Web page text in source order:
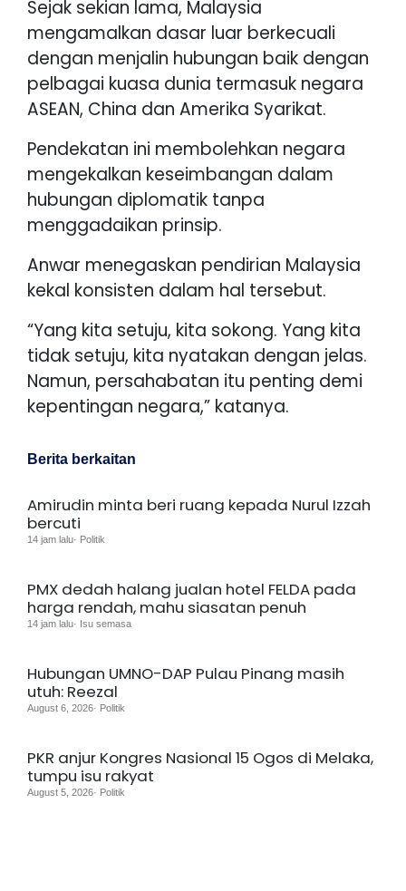
Sejak sekian lama, Malaysia
mengamalkan dasar luar berkecuali
dengan menjalin hubungan baik dengan
pelbagai kuasa dunia termasuk negara
ASEAN, China dan Amerika Syarikat.
Pendekatan ini membolehkan negara
mengekalkan keseimbangan dalam
hubungan diplomatik tanpa
menggadaikan prinsip.
Anwar menegaskan pendirian Malaysia
kekal konsisten dalam hal tersebut.
“Yang kita setuju, kita sokong. Yang kita
tidak setuju, kita nyatakan dengan jelas.
Namun, persahabatan itu penting demi
kepentingan negara,” katanya.
Berita berkaitan
Amirudin minta beri ruang kepada Nurul Izzah
bercuti
14 jam lalu· Politik
PMX dedah halang jualan hotel FELDA pada
harga rendah, mahu siasatan penuh
14 jam lalu· Isu semasa
Hubungan UMNO-DAP Pulau Pinang masih
utuh: Reezal
August 6, 2026· Politik
PKR anjur Kongres Nasional 15 Ogos di Melaka,
tumpu isu rakyat
August 5, 2026· Politik